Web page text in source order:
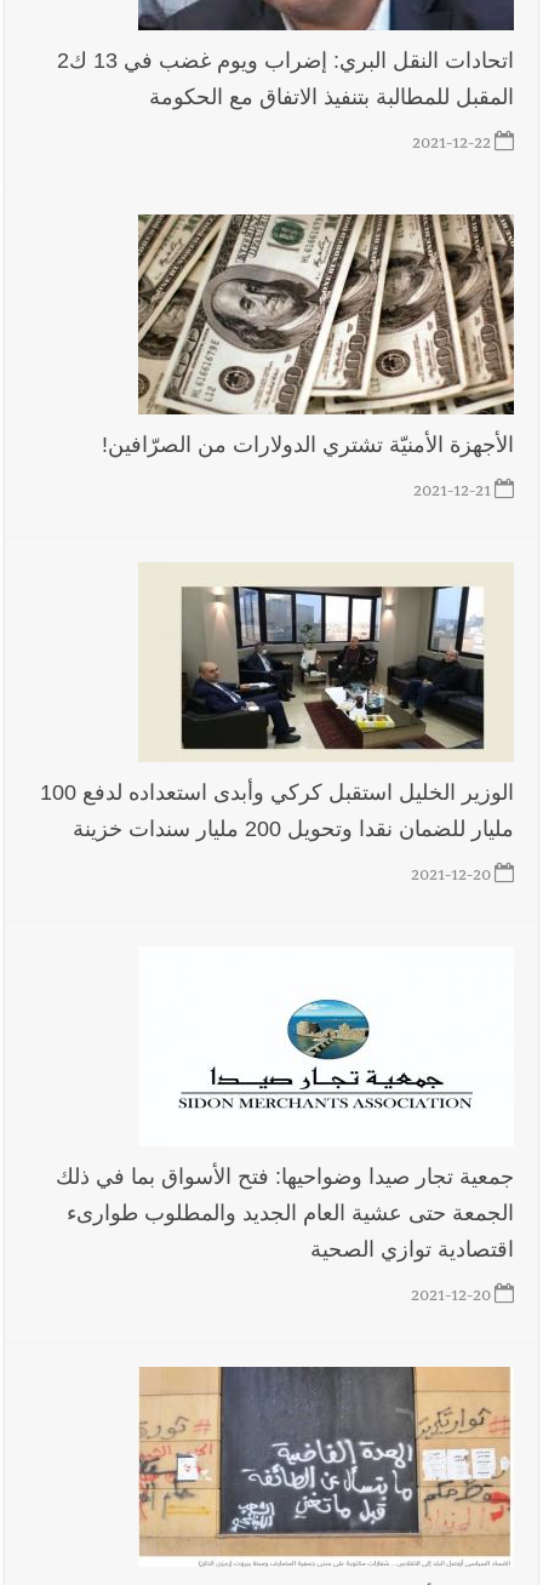
اتحادات النقل البري: إضراب ويوم غضب في 13 ك2
المقبل للمطالبة بتنفيذ الاتفاق مع الحكومة
2021-12-22
الأجهزة الأمنيّة تشتري الدولارات من الصرّافين!
2021-12-21
الوزير الخليل استقبل كركي وأبدى استعداده لدفع 100
مليار للضمان نقدا وتحويل 200 مليار سندات خزينة
2021-12-20
جمعية تجار صيدا وضواحيها: فتح الأسواق بما في ذلك
الجمعة حتى عشية العام الجديد والمطلوب طوارىء
اقتصادية توازي الصحية
2021-12-20